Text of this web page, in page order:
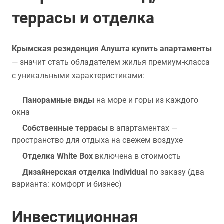
террасы и отделка
Крымская резиденция Алушта купить апартаменты
— значит стать обладателем жилья премиум-класса
с уникальными характеристиками:
Панорамные виды на море и горы из каждого
окна
Собственные террасы в апартаментах —
пространство для отдыха на свежем воздухе
Отделка White Box включена в стоимость
Дизайнерская отделка Individual по заказу (два
варианта: комфорт и бизнес)
Инвестиционная